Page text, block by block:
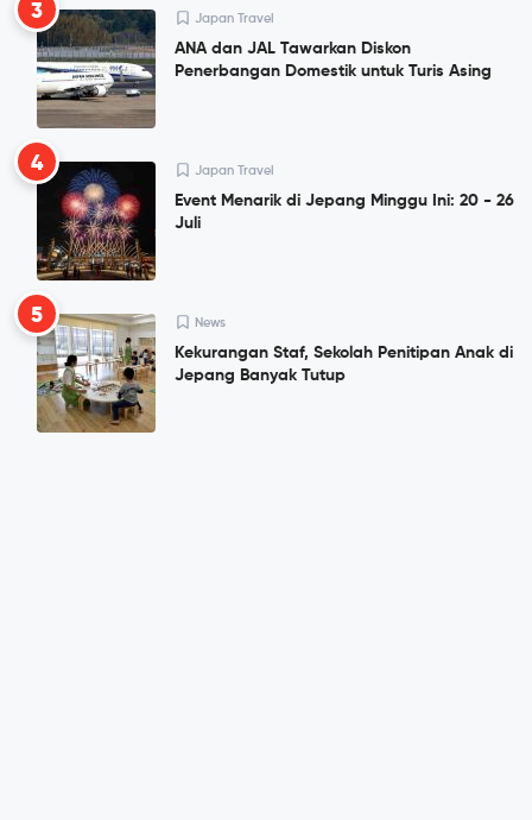
3 Japan Travel
ANA dan JAL Tawarkan Diskon
Penerbangan Domestik untuk Turis Asing
4 Japan Travel
Event Menarik di Jepang Minggu Ini: 20 - 26
Juli
5 News
Kekurangan Staf, Sekolah Penitipan Anak di
Jepang Banyak Tutup